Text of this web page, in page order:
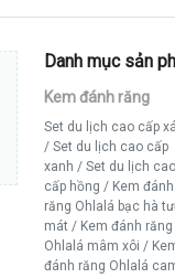
Danh mục sản
Kem đánh răng
Set du lịch cao cấp
/ Set du lịch cao cấp
xanh / Set du lịch cao
cấp hồng / Kem đánh
răng Ohlalá bạc hà
mát / Kem đánh răng
Ohlalá mâm xôi /
đánh răng Ohlalá